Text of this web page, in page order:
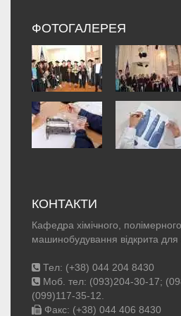
ФОТОГАЛЕРЕЯ
КОНТАКТИ
Кафедра хімічного,
машинобудування відкрита для
Тел: (+38) 044 204 8430
Моб. тел: (093)204-30-17;
(099)117-35-12.
Факс: (+38) 044 406 8430